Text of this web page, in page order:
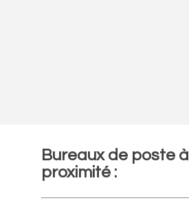
Bureaux de poste à
proximité :